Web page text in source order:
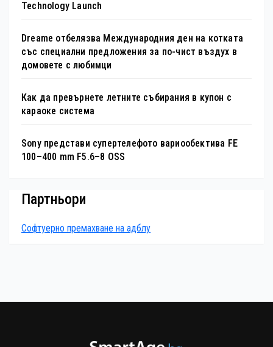
Technology Launch
Dreame отбелязва Международния ден на котката
със специални предложения за по-чист въздух в
домовете с любимци
Как да превърнете летните събирания в купон с
караоке система
Sony представи супертелефото вариообектива FE
100–400 mm F5.6–8 OSS
Партньори
Софтуерно премахване на адблу